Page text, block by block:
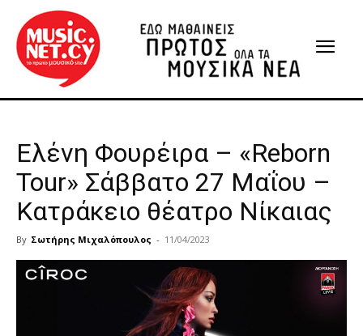
Ελένη Φουρέιρα – «Reborn
Tour» Σάββατο 27 Μαΐου –
Κατράκειο θέατρο Νίκαιας
By Σωτήρης Μιχαλόπουλος - 11/04/2023